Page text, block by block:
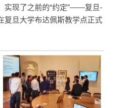
实现了之前的“约定”——复旦-
复旦大学布达佩斯教学点正式